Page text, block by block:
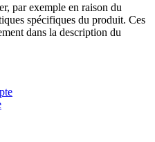
par exemple en raison du
spécifiques du produit. Ces
dans la description du